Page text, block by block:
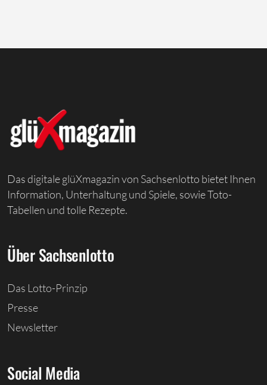
Das digitale glüXmagazin von Sachsenlotto bietet Ihnen
Information, Unterhaltung und Spiele, sowie Toto-
Tabellen und tolle Rezepte.
Über Sachsenlotto
Das Lotto-Prinzip
Presse
Newsletter
Social Media